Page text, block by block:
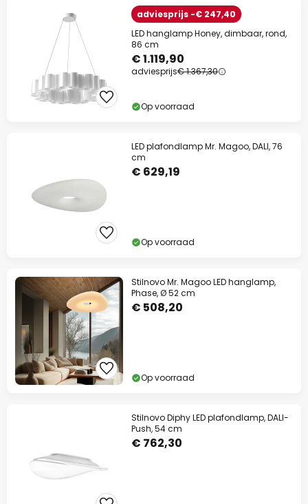
adviesprijs -€ 247,40
LED hanglamp Honey, dimbaar, rond,
86 cm
€ 1.119,90
adviesprijs€ 1.367,30
Op voorraad
LED plafondlamp Mr. Magoo, DALI, 76
cm
€ 629,19
Op voorraad
Stilnovo Mr. Magoo LED hanglamp,
Phase, Ø 52 cm
€ 508,20
Op voorraad
Stilnovo Diphy LED plafondlamp, DALI-
Push, 54 cm
€ 762,30